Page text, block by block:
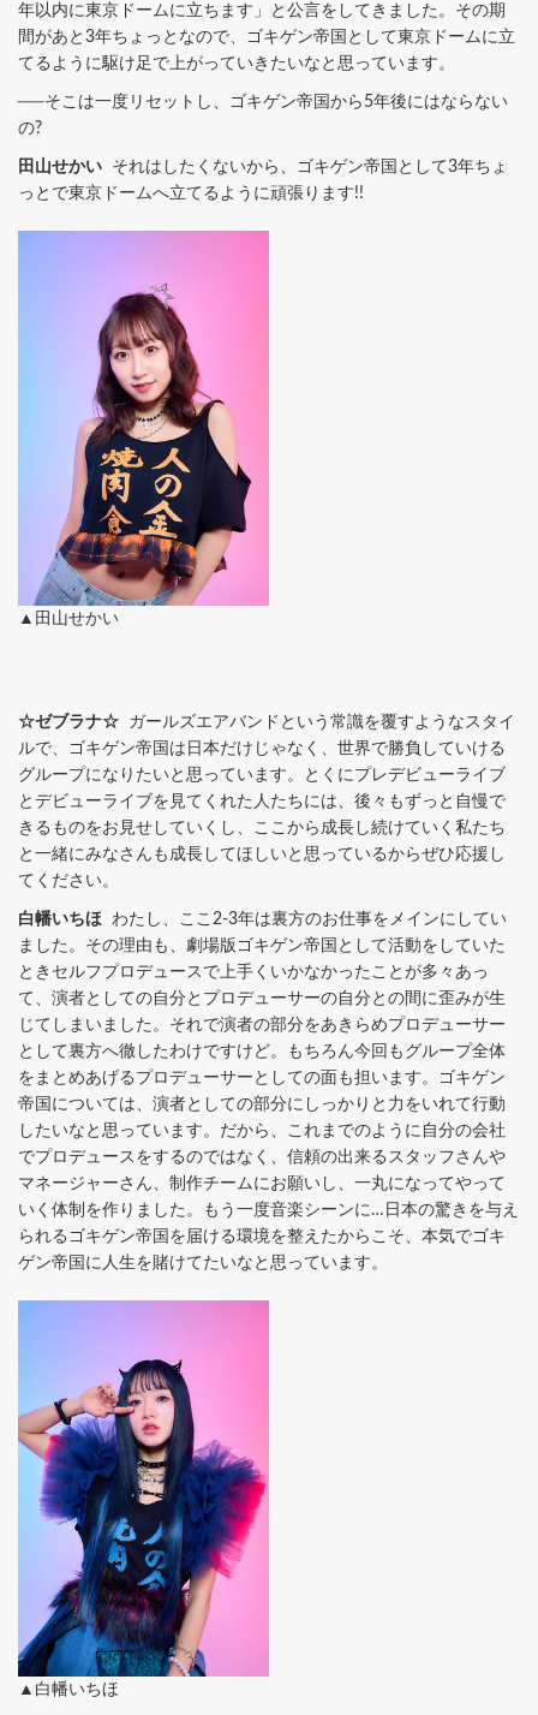
年以内に東京ドームに立ちます」と公言をしてきました。その期
間があと3年ちょっとなので、ゴキゲン帝国として東京ドームに立
てるように駆け足で上がっていきたいなと思っています。
──そこは一度リセットし、ゴキゲン帝国から5年後にはならない
の?
田山せかい それはしたくないから、ゴキゲン帝国として3年ちょ
っとで東京ドームへ立てるように頑張ります!!
▲田山せかい
☆ゼブラナ☆ ガールズエアバンドという常識を覆すようなスタイ
ルで、ゴキゲン帝国は日本だけじゃなく、世界で勝負していける
グループになりたいと思っています。とくにプレデビューライブ
とデビューライブを見てくれた人たちには、後々もずっと自慢で
きるものをお見せしていくし、ここから成長し続けていく私たち
と一緒にみなさんも成長してほしいと思っているからぜひ応援し
てください。
白幡いちほ わたし、ここ2-3年は裏方のお仕事をメインにしてい
ました。その理由も、劇場版ゴキゲン帝国として活動をしていた
ときセルフプロデュースで上手くいかなかったことが多々あっ
て、演者としての自分とプロデューサーの自分との間に歪みが生
じてしまいました。それで演者の部分をあきらめプロデューサー
として裏方へ徹したわけですけど。もちろん今回もグループ全体
をまとめあげるプロデューサーとしての面も担います。ゴキゲン
帝国については、演者としての部分にしっかりと力をいれて行動
したいなと思っています。だから、これまでのように自分の会社
でプロデュースをするのではなく、信頼の出来るスタッフさんや
マネージャーさん、制作チームにお願いし、一丸になってやって
いく体制を作りました。もう一度音楽シーンに…日本の驚きを与え
られるゴキゲン帝国を届ける環境を整えたからこそ、本気でゴキ
ゲン帝国に人生を賭けてたいなと思っています。
▲白幡いちほ